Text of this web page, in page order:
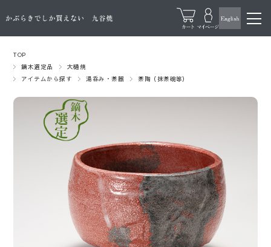
TOP
鏑木選定品
大樋焼
アイテムから探す
湯呑み・茶器 茶陶（抹茶碗等）